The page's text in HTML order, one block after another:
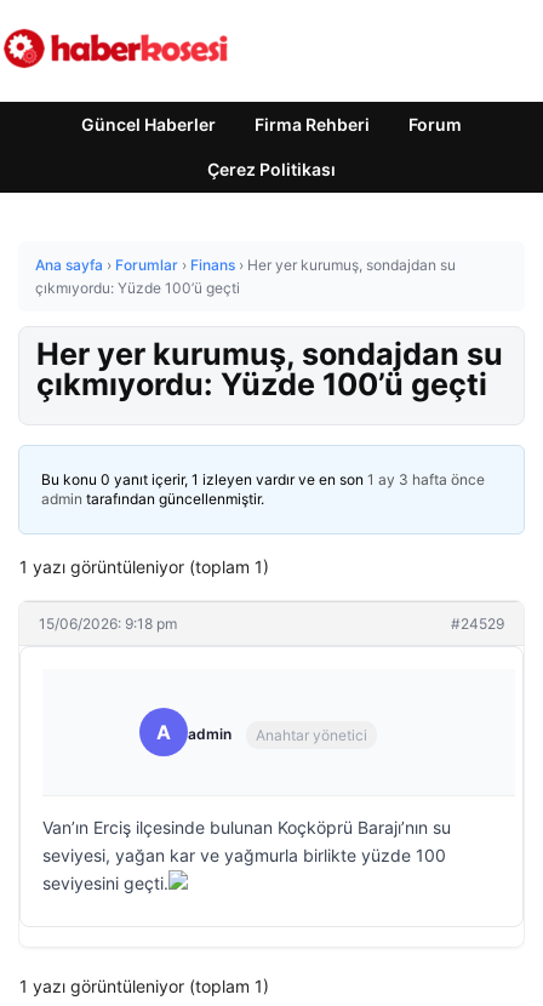
Güncel Haberler Firma Rehberi Forum
Çerez Politikası
Ana sayfa › Forumlar › Finans › Her yer kurumuş, sondajdan su
çıkmıyordu: Yüzde 100’ü geçti
Her yer kurumuş, sondajdan su
çıkmıyordu: Yüzde 100’ü geçti
Bu konu 0 yanıt içerir, 1 izleyen vardır ve en son 1 ay 3 hafta önce
admin tarafından güncellenmiştir.
1 yazı görüntüleniyor (toplam 1)
15/06/2026: 9:18 pm #24529
A admin Anahtar yönetici
Van’ın Erciş ilçesinde bulunan Koçköprü Barajı’nın su
seviyesi, yağan kar ve yağmurla birlikte yüzde 100
seviyesini geçti.
1 yazı görüntüleniyor (toplam 1)